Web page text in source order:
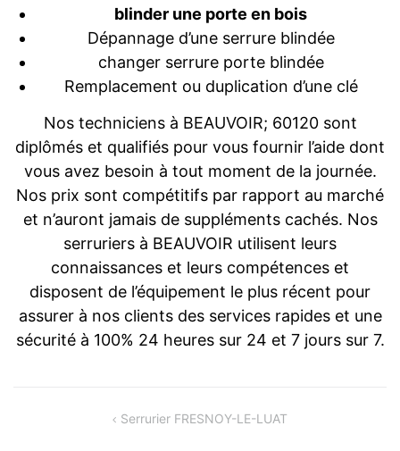
blinder une porte en bois
Dépannage d’une serrure blindée
changer serrure porte blindée
Remplacement ou duplication d’une clé
Nos techniciens à BEAUVOIR; 60120 sont
diplômés et qualifiés pour vous fournir l’aide dont
vous avez besoin à tout moment de la journée.
Nos prix sont compétitifs par rapport au marché
et n’auront jamais de suppléments cachés. Nos
serruriers à BEAUVOIR utilisent leurs
connaissances et leurs compétences et
disposent de l’équipement le plus récent pour
assurer à nos clients des services rapides et une
sécurité à 100% 24 heures sur 24 et 7 jours sur 7.
NavigationSerrurier FRESNOY-LE-LUAT